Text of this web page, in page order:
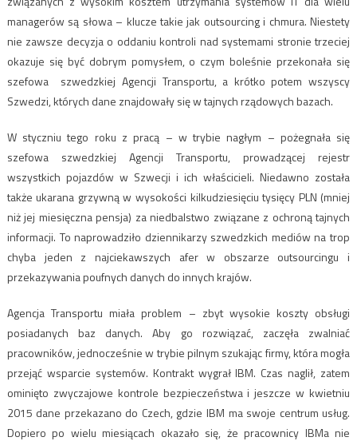
managerów są słowa – klucze takie jak outsourcing i chmura. Niestety
nie zawsze decyzja o oddaniu kontroli nad systemami stronie trzeciej
okazuje się być dobrym pomysłem, o czym boleśnie przekonała się
szefowa szwedzkiej Agencji Transportu, a krótko potem wszyscy
Szwedzi, których dane znajdowały się w tajnych rządowych bazach.
W styczniu tego roku z pracą – w trybie nagłym – pożegnała się
szefowa szwedzkiej Agencji Transportu, prowadzącej rejestr
wszystkich pojazdów w Szwecji i ich właścicieli. Niedawno została
także ukarana grzywną w wysokości kilkudziesięciu tysięcy PLN (mniej
niż jej miesięczna pensja) za niedbalstwo związane z ochroną tajnych
informacji. To naprowadziło dziennikarzy szwedzkich mediów na trop
chyba jeden z najciekawszych afer w obszarze outsourcingu i
przekazywania poufnych danych do innych krajów.
Agencja Transportu miała problem – zbyt wysokie koszty obsługi
posiadanych baz danych. Aby go rozwiązać, zaczęła zwalniać
pracowników, jednocześnie w trybie pilnym szukając firmy, która mogła
przejąć wsparcie systemów. Kontrakt wygrał IBM. Czas naglił, zatem
ominięto zwyczajowe kontrole bezpieczeństwa i jeszcze w kwietniu
2015 dane przekazano do Czech, gdzie IBM ma swoje centrum usług.
Dopiero po wielu miesiącach okazało się, że pracownicy IBMa nie